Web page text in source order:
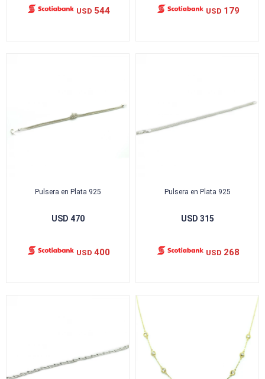
USD 544 USD 179
Pulsera en Plata 925
USD 470
USD 400
Pulsera en Plata 925
USD 315
USD 268